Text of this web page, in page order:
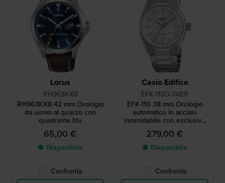
Lorus
RH963KX8
RH963KX8 42 mm Orologio
da uomo al quarzo con
quadrante blu
65,00 €
● Disponibile
Confronta
Casio Edifice
EFK-110D-7AER
EFK-110 38 mm Orologio
automatico in acciaio
inossidabile con esclusivo
quadrante testurizzato
279,00 €
● Disponibile
Confronta